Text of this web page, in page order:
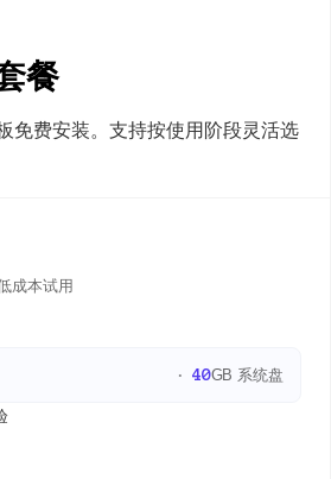
餐
免费安装。支持按使用阶段灵活选
成本试用
40GB 系统盘